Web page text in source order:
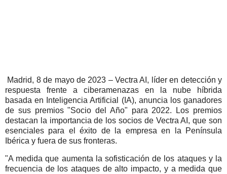
Madrid, 8 de mayo de 2023 – Vectra AI, líder en detección y
respuesta frente a ciberamenazas en la nube híbrida
basada en Inteligencia Artificial (IA), anuncia los ganadores
de sus premios "Socio del Año" para 2022. Los premios
destacan la importancia de los socios de Vectra AI, que son
esenciales para el éxito de la empresa en la Península
Ibérica y fuera de sus fronteras.
"A medida que aumenta la sofisticación de los ataques y la
frecuencia de los ataques de alto impacto, y a medida que